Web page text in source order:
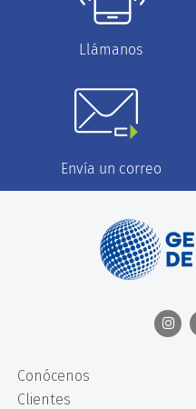
Llámanos
Envía un correo
Conócenos
Clientes